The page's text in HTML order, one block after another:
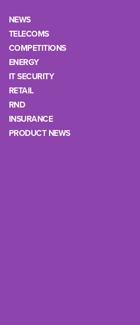
NEWS
TELECOMS
COMPETITIONS
ENERGY
IT SECURITY
RETAIL
RND
INSURANCE
PRODUCT NEWS